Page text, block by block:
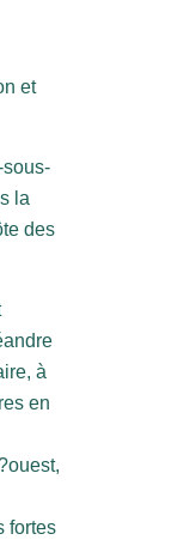
et
sous-
la
des
à
en
fortes